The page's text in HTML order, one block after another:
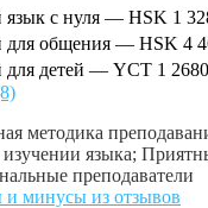
язык с нуля — HSK 1
для общения — HSK 4
для детей — YCT 1
методика
изучении языка;
преподаватели
минусы из отзывов